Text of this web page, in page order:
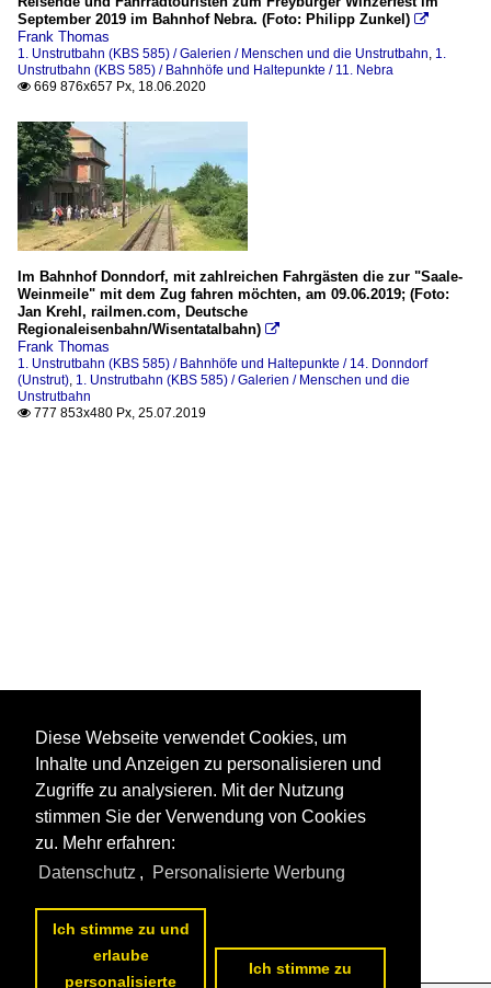
September 2019 im Bahnhof Nebra. (Foto: Philipp Zunkel) 
Frank Thomas
1. Unstrutbahn (KBS 585) / Galerien / Menschen und die Unstrutbahn, 1.
Unstrutbahn (KBS 585) / Bahnhöfe und Haltepunkte / 11. Nebra
 669 876x657 Px, 18.06.2020
Im Bahnhof Donndorf, mit zahlreichen Fahrgästen die zur "Saale-
Weinmeile" mit dem Zug fahren möchten, am 09.06.2019; (Foto:
Jan Krehl, railmen.com, Deutsche
Regionaleisenbahn/Wisentatalbahn) 
Frank Thomas
1. Unstrutbahn (KBS 585) / Bahnhöfe und Haltepunkte / 14. Donndorf
(Unstrut), 1. Unstrutbahn (KBS 585) / Galerien / Menschen und die
Unstrutbahn
 777 853x480 Px, 25.07.2019
Diese Webseite verwendet Cookies, um
Inhalte und Anzeigen zu personalisieren und
Zugriffe zu analysieren. Mit der Nutzung
stimmen Sie der Verwendung von Cookies
zu. Mehr erfahren:
Datenschutz , Personalisierte Werbung
Ich stimme zu und
erlaube
personalisierte
Ich stimme zu